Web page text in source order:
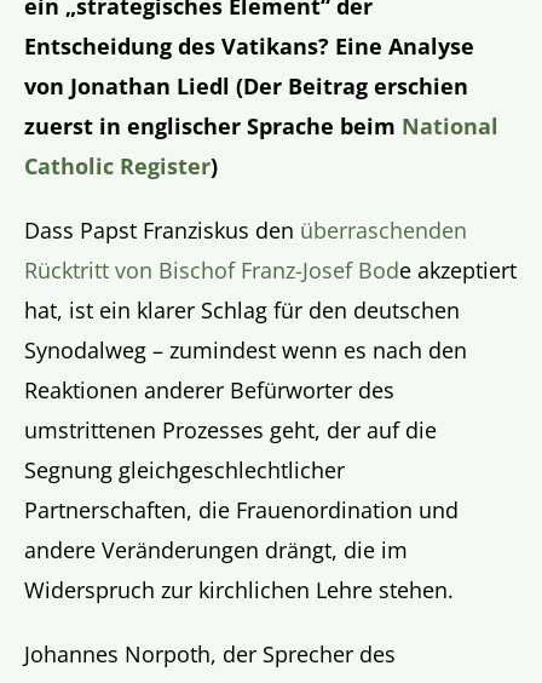
ein „strategisches Element“ der
Entscheidung des Vatikans? Eine Analyse
von Jonathan Liedl (Der Beitrag erschien
zuerst in englischer Sprache beim National
Catholic Register)
Dass Papst Franziskus den überraschenden
Rücktritt von Bischof Franz-Josef Bode akzeptiert
hat, ist ein klarer Schlag für den deutschen
Synodalweg – zumindest wenn es nach den
Reaktionen anderer Befürworter des
umstrittenen Prozesses geht, der auf die
Segnung gleichgeschlechtlicher
Partnerschaften, die Frauenordination und
andere Veränderungen drängt, die im
Widerspruch zur kirchlichen Lehre stehen.
Johannes Norpoth, der Sprecher des